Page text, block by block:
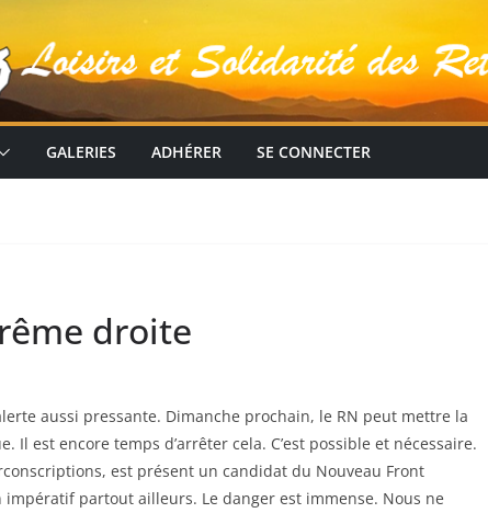
GALERIES ADHÉRER SE CONNECTER
droite
aussi pressante. Dimanche prochain, le RN peut mettre la
est encore temps d’arrêter cela. C’est possible et nécessaire.
est présent un candidat du Nouveau Front
partout ailleurs. Le danger est immense. Nous ne